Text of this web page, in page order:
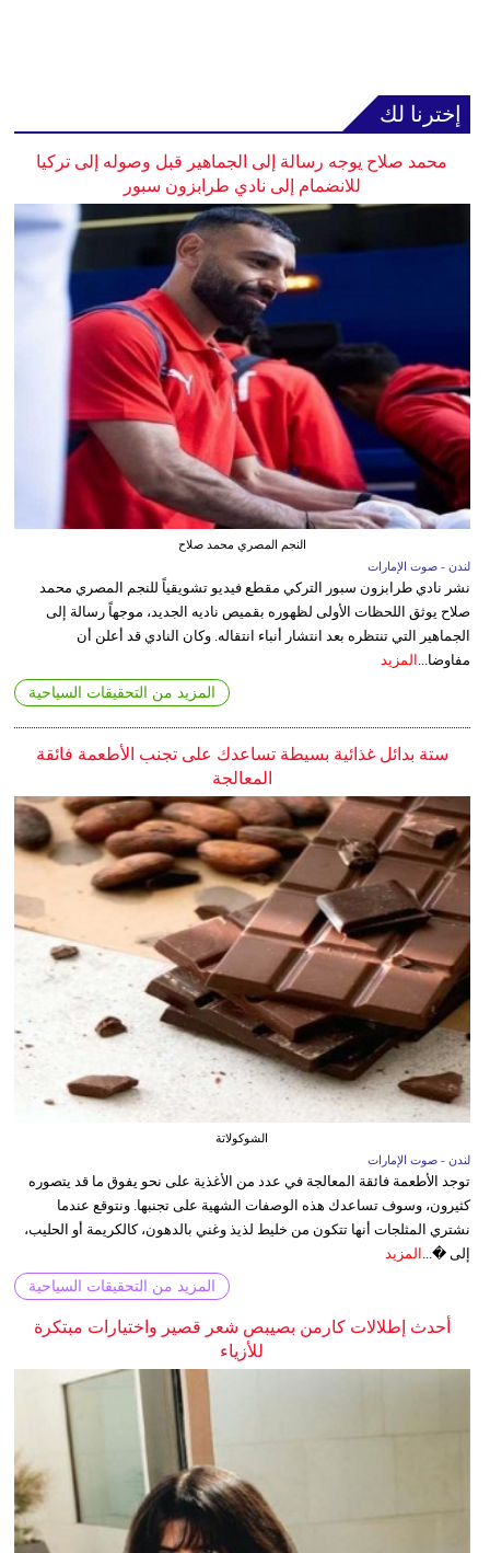
إخترنا لك
محمد صلاح يوجه رسالة إلى الجماهير قبل وصوله إلى تركيا
للانضمام إلى نادي طرابزون سبور
النجم المصري محمد صلاح
لندن - صوت الإمارات
نشر نادي طرابزون سبور التركي مقطع فيديو تشويقياً للنجم المصري محمد
صلاح يوثق اللحظات الأولى لظهوره بقميص ناديه الجديد، موجهاً رسالة إلى
الجماهير التي تنتظره بعد انتشار أنباء انتقاله. وكان النادي قد أعلن أن
مفاوضا... المزيد
المزيد من التحقيقات السياحية
ستة بدائل غذائية بسيطة تساعدك على تجنب الأطعمة فائقة
المعالجة
الشوكولاتة
لندن - صوت الإمارات
توجد الأطعمة فائقة المعالجة في عدد من الأغذية على نحو يفوق ما قد يتصوره
كثيرون، وسوف تساعدك هذه الوصفات الشهية على تجنبها. ونتوقع عندما
نشتري المثلجات أنها تتكون من خليط لذيذ وغني بالدهون، كالكريمة أو الحليب،
إلى �... المزيد
المزيد من التحقيقات السياحية
أحدث إطلالات كارمن بصيبص شعر قصير واختيارات مبتكرة
للأزياء